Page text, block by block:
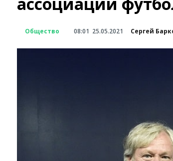
Общество 08:01 25.05.2021 Сергей